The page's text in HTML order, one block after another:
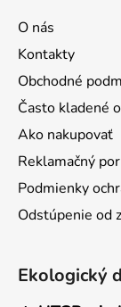
O nás
Kontakty
Obchodné
Často kladené
Ako nakupovať
Reklamačný
Podmienky
Odstúpenie od
Ekologický